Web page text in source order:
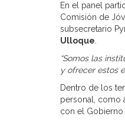
En el panel
Comisión de
subsecretario
Ulloque.
“Somos las
y ofrecer estos
Dentro de los
personal, como
con el